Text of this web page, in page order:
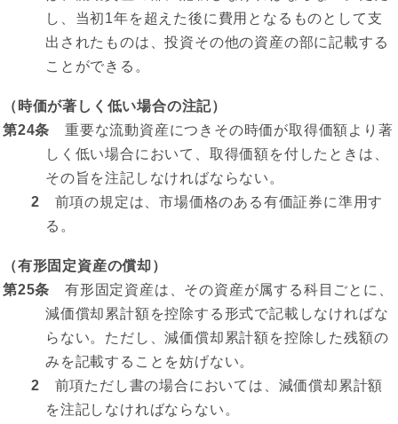
し、当初1年を超えた後に費用となるものとして支
出されたものは、投資その他の資産の部に記載する
ことができる。
（時価が著しく低い場合の注記）
第24条 重要な流動資産につきその時価が取得価額より著
しく低い場合において、取得価額を付したときは、
その旨を注記しなければならない。
2 前項の規定は、市場価格のある有価証券に準用す
る。
（有形固定資産の償却）
第25条 有形固定資産は、その資産が属する科目ごとに、
減価償却累計額を控除する形式で記載しなければな
らない。ただし、減価償却累計額を控除した残額の
みを記載することを妨げない。
2 前項ただし書の場合においては、減価償却累計額
を注記しなければならない。